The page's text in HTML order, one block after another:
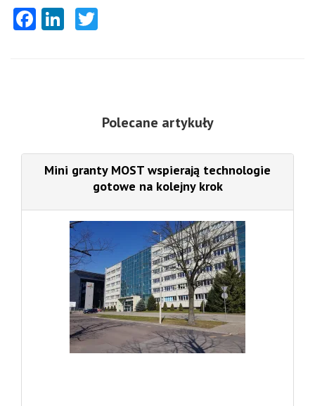
Facebook
LinkedIn
Polecane artykuły
Mini granty MOST wspierają technologie
gotowe na kolejny krok